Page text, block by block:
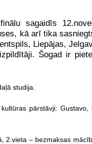
sagaidīs
kā arī tika
Liepājas,
Šogad ir
studija.
pārstāvji: Gustavo,
2.vieta – bezmaksas